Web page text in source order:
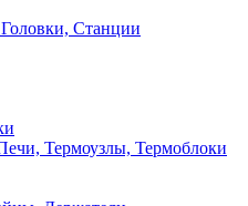
Станции
Термоузлы, Термоблоки